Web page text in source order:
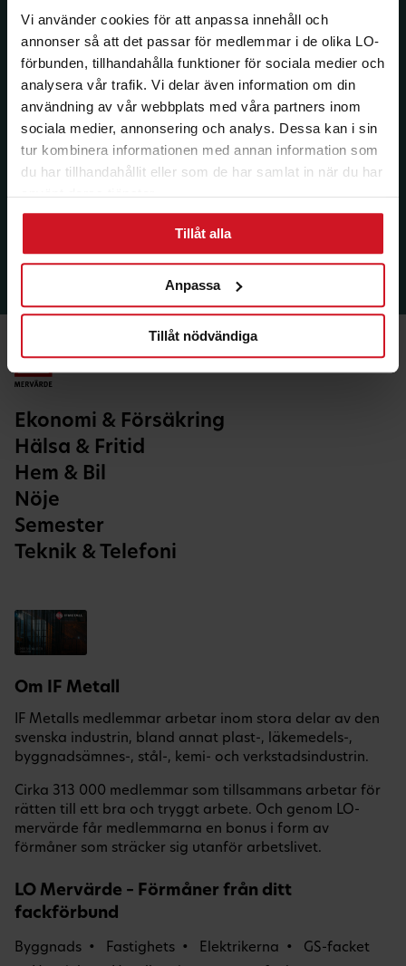
Vi använder cookies för att anpassa innehåll och
annonser så att det passar för medlemmar i de olika LO-
förbunden, tillhandahålla funktioner för sociala medier och
analysera vår trafik. Vi delar även information om din
användning av vår webbplats med våra partners inom
sociala medier, annonsering och analys. Dessa kan i sin
tur kombinera informationen med annan information som
du har tillhandahållit eller som de har samlat in när du har
använt deras tjänster.
Tillåt alla
Anpassa
Tillåt nödvändiga
Ekonomi & Försäkring
Hälsa & Fritid
Hem & Bil
Nöje
Semester
Teknik & Telefoni
Om IF Metall
IF Metalls medlemmar arbetar inom stora delar av den
svenska industrin, bland annat plast-, läkemedels-,
byggnadsämnes-, stål-, kemi- och verkstadsindustrin.
Cirka 313 000 medlemmar som tillsammans arbetar för
rätten till ett bra och tryggt arbete. Och genom LO-
mervärde får medlemmarna en bonus i form av
förmåner som sträcker sig utanför arbetslivet.
LO Mervärde – Förmåner från ditt
fackförbund
Byggnads Fastighets Elektrikerna
GS-facket